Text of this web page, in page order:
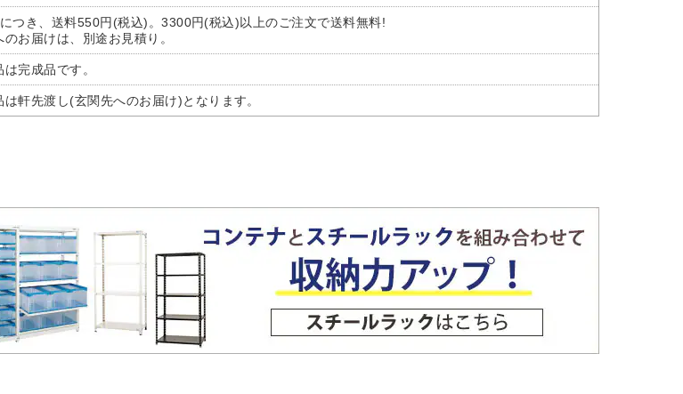
つき、送料550円(税込)。3300円(税込)以上のご注文で送料無料!
お届けは、別途お見積り。
完成品です。
は軒先渡し(玄関先へのお届け)となります。